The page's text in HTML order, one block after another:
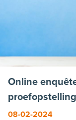
Online
proefopstelling
08-02-2024